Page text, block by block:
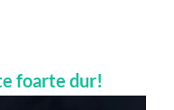
foarte dur!